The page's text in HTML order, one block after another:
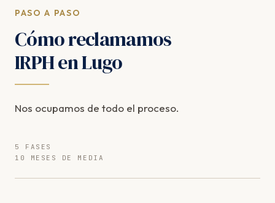
PASO A PASO
Cómo reclamamos
IRPH en Lugo
Nos ocupamos de todo el proceso.
5 FASES
10 MESES DE MEDIA